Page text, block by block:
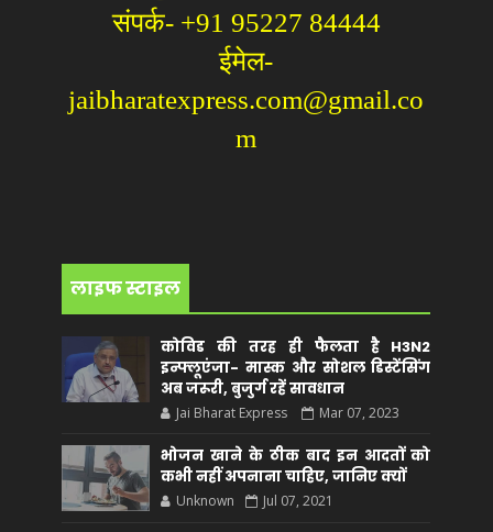
संपर्क- +91 95227 84444
ईमेल-
jaibharatexpress.com@gmail.co
m
लाइफ स्टाइल
कोविड की तरह ही फैलता है H3N2
इन्फ्लूएंजा- मास्क और सोशल डिस्टेंसिंग
अब जरूरी, बुजुर्ग रहें सावधान
Jai Bharat Express Mar 07, 2023
भोजन खाने के ठीक बाद इन आदतों को
कभी नहीं अपनाना चाहिए, जानिए क्यों
Unknown Jul 07, 2021